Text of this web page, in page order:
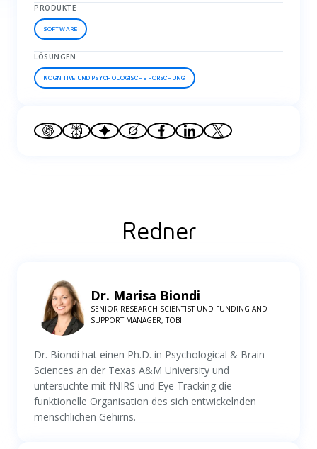
PRODUKTE
SOFTWARE
LÖSUNGEN
KOGNITIVE UND PSYCHOLOGISCHE FORSCHUNG
WEBINAR
Redner
Dr. Marisa Biondi
SENIOR RESEARCH SCIENTIST UND FUNDING AND
SUPPORT MANAGER, TOBII
Dr. Biondi hat einen Ph.D. in Psychological & Brain
Sciences an der Texas A&M University und
untersuchte mit fNIRS und Eye Tracking die
funktionelle Organisation des sich entwickelnden
menschlichen Gehirns.